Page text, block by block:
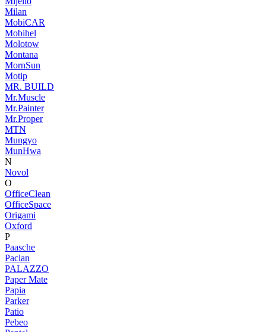
Milan
MobiCAR
Mobihel
Molotow
Montana
MornSun
Motip
MR. BUILD
Mr.Muscle
Mr.Painter
Mr.Proper
MTN
Mungyo
MunHwa
N
Novol
O
OfficeClean
OfficeSpace
Origami
Oxford
P
Paasche
Paclan
PALAZZO
Paper Mate
Papia
Parker
Patio
Pebeo